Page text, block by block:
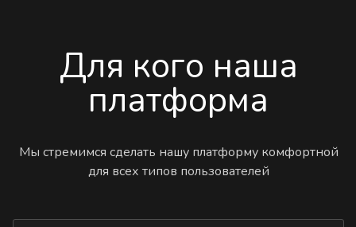
Для кого наша
платформа
Мы стремимся сделать нашу платформу комфортной
для всех типов пользователей